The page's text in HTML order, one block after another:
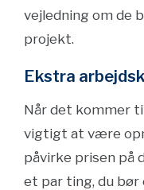
vejledning om de
projekt.
Ekstra
Når det kommer
vigtigt at være
påvirke prisen på
et par ting, du bør